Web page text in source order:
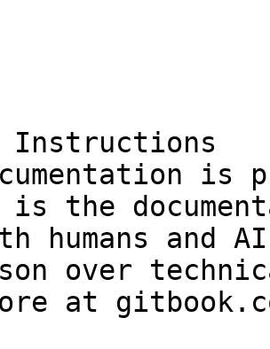
Instructions
is
is the
humans and
over
at